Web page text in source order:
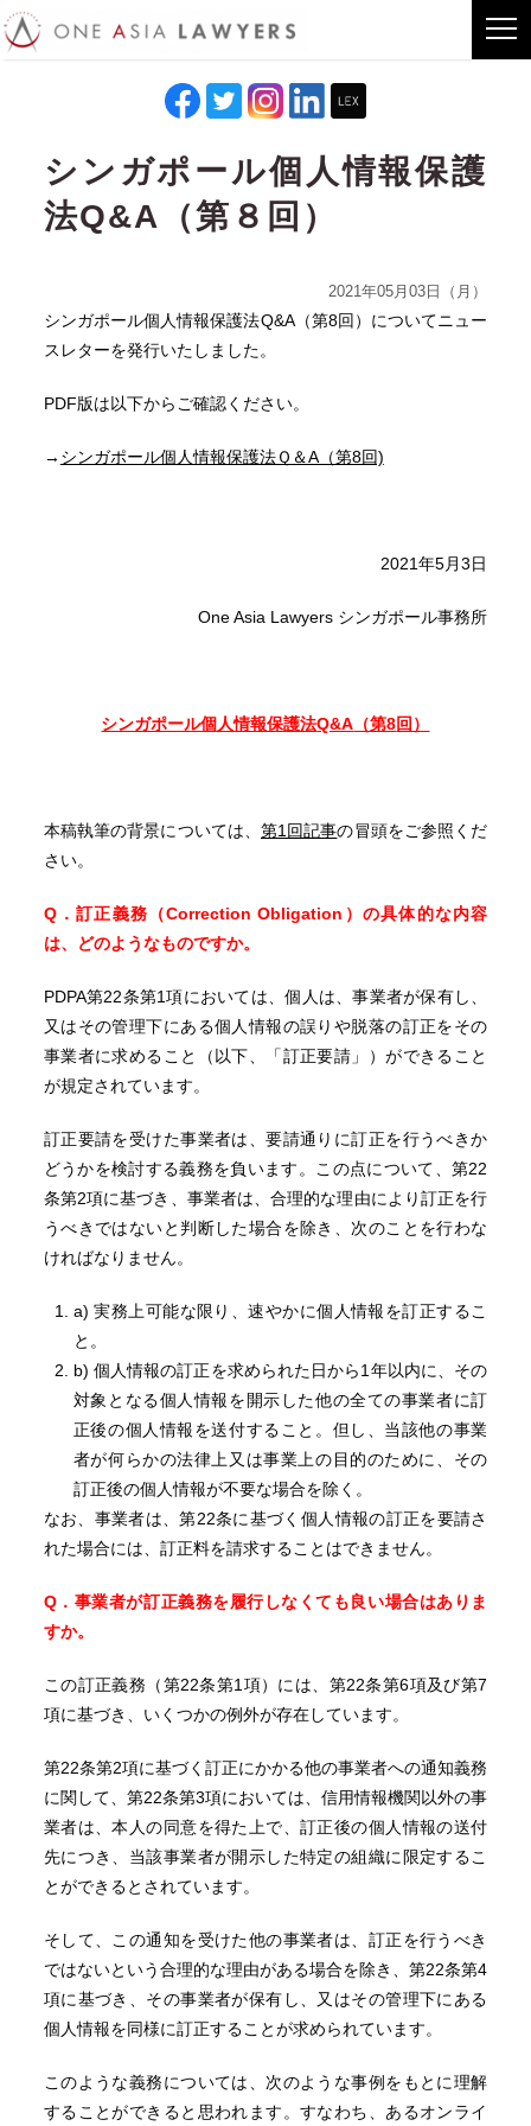
シンガポール個人情報保護
法Q&A（第８回）
2021年05月03日（月）
シンガポール個人情報保護法Q&A（第8回）についてニュー
スレターを発行いたしました。
PDF版は以下からご確認ください。
→ シンガポール個人情報保護法Ｑ＆A（第8回)
2021年5月3日
One Asia Lawyers シンガポール事務所
シンガポール個人情報保護法Q&A （第8回）
本稿執筆の背景については、 第1回記事の冒頭をご参照くだ
さい。
Q．訂正義務（Correction Obligation）の具体的な内容
は、どのようなものですか。
PDPA第22条第1項においては、個人は、事業者が保有し、
又はその管理下にある個人情報の誤りや脱落の訂正をその
事業者に求めること（以下、「訂正要請」）ができること
が規定されています。
訂正要請を受けた事業者は、要請通りに訂正を行うべきか
どうかを検討する義務を負います。この点について、第22
条第2項に基づき、事業者は、合理的な理由により訂正を行
うべきではないと判断した場合を除き、次のことを行わな
ければなりません。
a) 実務上可能な限り、速やかに個人情報を訂正するこ
と。
b) 個人情報の訂正を求められた日から1年以内に、その
対象となる個人情報を開示した他の全ての事業者に訂
正後の個人情報を送付すること。但し、当該他の事業
者が何らかの法律上又は事業上の目的のために、その
訂正後の個人情報が不要な場合を除く。
なお、事業者は、第22条に基づく個人情報の訂正を要請さ
れた場合には、訂正料を請求することはできません。
Q．事業者が訂正義務を履行しなくても良い場合はありま
すか。
この訂正義務（第22条第1項）には、第22条第6項及び第7
項に基づき、いくつかの例外が存在しています。
第22条第2項に基づく訂正にかかる他の事業者への通知義務
に関して、第22条第3項においては、信用情報機関以外の事
業者は、本人の同意を得た上で、訂正後の個人情報の送付
先につき、当該事業者が開示した特定の組織に限定するこ
とができるとされています。
そして、この通知を受けた他の事業者は、訂正を行うべき
ではないという合理的な理由がある場合を除き、第22条第4
項に基づき、その事業者が保有し、又はその管理下にある
個人情報を同様に訂正することが求められています。
このような義務については、次のような事例をもとに理解
することができると思われます。すなわち、あるオンライ